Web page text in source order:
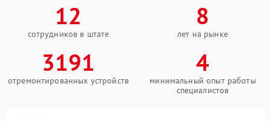
12
сотрудников в штате
8
лет на рынке
3191
отремонтированных устройств
4
минимальный опыт работы
специалистов